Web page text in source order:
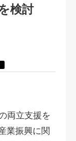
検討
両立支援を
業振興に関